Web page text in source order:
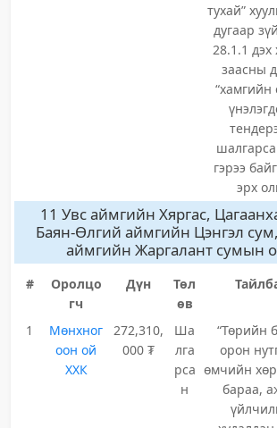
тухай”
дугаар
28.1.1 дэх
заасны
“хамгийн
гэрээ
эрх
11 Увс аймгийн Хяргас,
Баян-Өлгий аймгийн Цэнгэл
аймгийн Жаргалант сумын
#
Оролцо
гч
Дүн
Төл
өв
1
Мөнхног
оон ой
ХХК
272,310,
000 ₮
Ша
лга
рса
н
“Төрийн
орон
өмчийн
бараа,